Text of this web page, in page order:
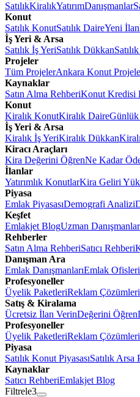
SatılıkKiralıkYatırımDanışmanlar
Konut
Satılık KonutSatılık DaireYeni
İş Yeri & Arsa
Satılık İş YeriSatılık Dükkan
Projeler
Tüm ProjelerAnkara Konut
Kaynaklar
Satın Alma RehberiKonut Kredisi
Konut
Kiralık KonutKiralık Daire
İş Yeri & Arsa
Kiralık İş YeriKiralık Dükkan
Kiracı Araçları
Kira Değerini ÖğrenNe Kadar
İlanlar
Yatırımlık KonutlarKira Geliri
Piyasa
Emlak PiyasasıDemografi Analizi
Keşfet
Emlakjet BlogUzman Danışmanlar
Rehberler
Satın Alma RehberiSatıcı Rehberi
Danışman Ara
Emlak DanışmanlarıEmlak Ofisleri
Profesyoneller
Üyelik PaketleriReklam Çözümleri
Satış & Kiralama
Ücretsiz İlan VerinDeğerini Öğren
Profesyoneller
Üyelik PaketleriReklam Çözümleri
Piyasa
Satılık Konut PiyasasıSatılık Arsa
Kaynaklar
Satıcı RehberiEmlakjet Blog
Filtrele3